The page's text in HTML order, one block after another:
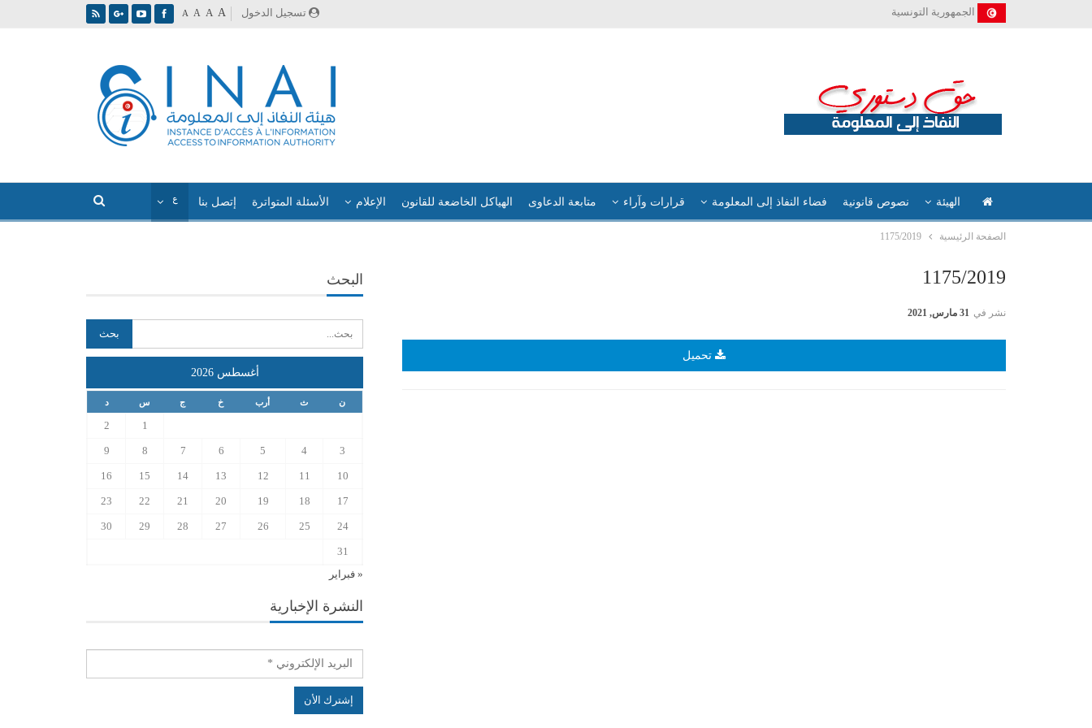
تسجيل الدخول A A A A الجمهورية التونسية
الهيئة نصوص قانونية فضاء النفاذ إلى المعلومة قرارات وآراء متابعة الدعاوى الهياكل الخاضعة للقانون الإعلام الأسئلة المتواترة إتصل بنا
الصفحة الرئيسية 1175/2019
1175/2019
نشر في 31 مارس, 2021
تحميل
البحث
أغسطس 2026
ن ث أرب خ ج س د
1
2
3
4
5
6
7
8
9
10
11
12
13
14
15
16
17
18
19
20
21
22
23
24
25
26
27
28
29
30
31
« فبراير
النشرة الإخبارية